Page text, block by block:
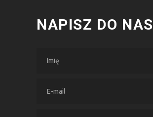
NAPISZ DO NAS